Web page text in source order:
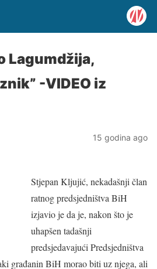
Lagumdžija,
-VIDEO iz
15 godina ago
Stjepan Kljujić, nekadašnji član
ratnog predsjedništva BiH
izjavio je da je, nakon što je
uhapšen tadašnji
predsjedavajući Predsjedništva
građanin BiH morao biti uz njega, ali